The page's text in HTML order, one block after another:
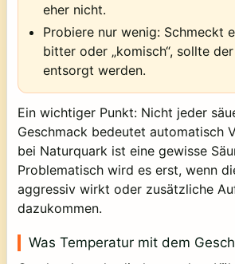
eher nicht.
Probiere nur wenig: Schmeckt
bitter oder „komisch“, sollte
entsorgt werden.
Ein wichtiger Punkt: Nicht jeder
Geschmack bedeutet automatisch
bei Naturquark ist eine gewisse
Problematisch wird es erst, wenn
aggressiv wirkt oder zusätzliche
dazukommen.
Was Temperatur mit dem